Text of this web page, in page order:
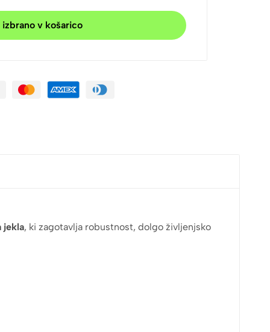
izbrano v košarico
jekla, ki zagotavlja robustnost, dolgo življenjsko